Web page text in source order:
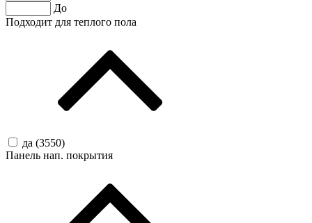
До
Подходит для теплого пола
да (3550)
Панель нап. покрытия